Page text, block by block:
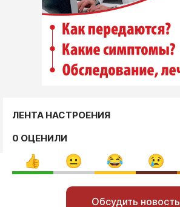
ЛЕНТА НАСТРОЕНИЯ
0 ОЦЕНИЛИ
Обсудить новость